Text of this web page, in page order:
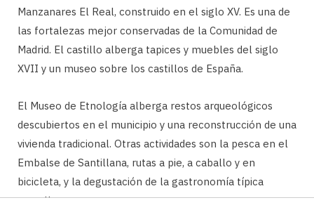
Manzanares El Real, construido en el siglo XV. Es una de
las fortalezas mejor conservadas de la Comunidad de
Madrid. El castillo alberga tapices y muebles del siglo
XVII y un museo sobre los castillos de España.
El Museo de Etnología alberga restos arqueológicos
descubiertos en el municipio y una reconstrucción de una
vivienda tradicional. Otras actividades son la pesca en el
Embalse de Santillana, rutas a pie, a caballo y en
bicicleta, y la degustación de la gastronomía típica
castellana.